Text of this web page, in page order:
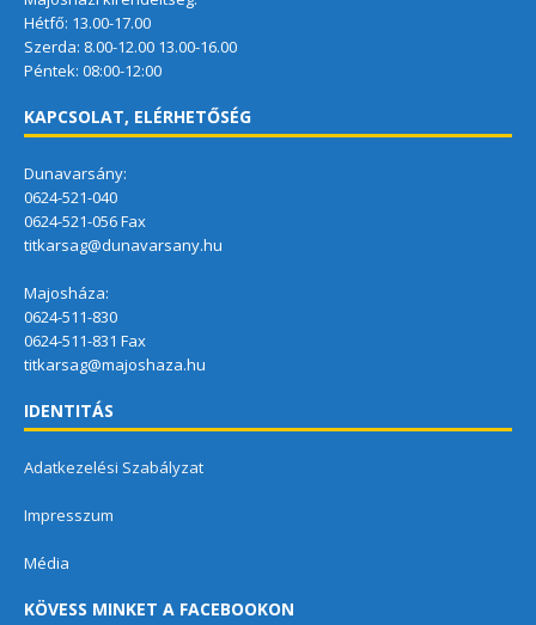
Hétfő: 13.00-17.00
Szerda: 8.00-12.00 13.00-16.00
Péntek: 08:00-12:00
KAPCSOLAT, ELÉRHETŐSÉG
Dunavarsány:
0624-521-040
0624-521-056 Fax
titkarsag@dunavarsany.hu
Majosháza:
0624-511-830
0624-511-831 Fax
titkarsag@majoshaza.hu
IDENTITÁS
Adatkezelési Szabályzat
Impresszum
Média
KÖVESS MINKET A FACEBOOKON